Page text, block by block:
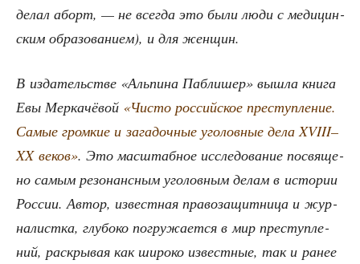
делал аборт, — не все­гда это были люди с меди­цин­
ским обра­зо­ва­ни­ем), и для женщин.
В изда­тель­стве «Аль­пи­на Паб­ли­шер» вышла кни­га
Евы Мер­ка­чё­вой «Чисто рос­сий­ское пре­ступ­ле­ние.
Самые гром­кие и зага­доч­ные уго­лов­ные дела XVIII–
XX веков». Это мас­штаб­ное иссле­до­ва­ние посвя­ще­
но самым резо­нанс­ным уго­лов­ным делам в исто­рии
Рос­сии. Автор, извест­ная пра­во­за­щит­ни­ца и жур­
на­лист­ка, глу­бо­ко погру­жа­ет­ся в мир пре­ступ­ле­
ний, рас­кры­вая как широ­ко извест­ные, так и ранее